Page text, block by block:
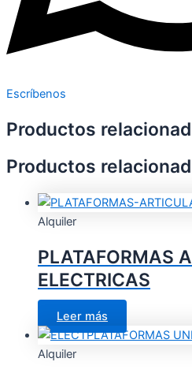
Escríbenos
Productos
Productos
Alquiler
PLATAFORMAS
ELECTRICAS
Leer más
Alquiler